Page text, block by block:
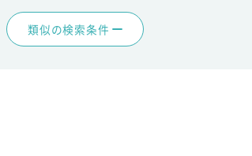
類似の検索条件